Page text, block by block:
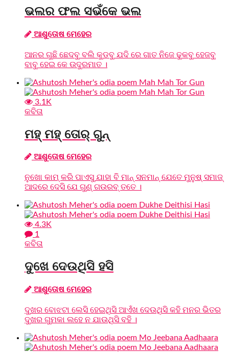
ଭଲର ଫଲ ସଭଁକେ ଭଲ
ଆଶୁତୋଷ ମେହେର
ଆନର ଗୁଛି ଛେଦବୁ ବଲି କୁଡବୁ ଯଦି ରେ ଗାତ ନିଜେ ଢୁକବୁ ହେଜବୁ
ବାବୁ ହେଇ କେ ଉଦୁରମାତ ।
3.1K
କବିତା
ମହ୍ ମହ୍ ତୋର୍ ଗୁନ୍
ଆଶୁତୋଷ ମେହେର
ନୁଖୋ କାମ୍ କରି ପାଏସୁ ଯାହା ବି ମାନ୍ ସନମାନ୍ ଯେତେ ମୁନୁଷ୍ ସମାଜ୍
ଆଦରେ ଦେସି ଯେ ଗୁଣ୍ ଗଉରବ୍ ତତେ ।
4.3K
1
କବିତା
ଦୁଖେ ଦେଉଥିସି ହସି
ଆଶୁତୋଷ ମେହେର
ଦୁଖର ବୋଝଟା ଲେସି ହେଇଥିସି ଆଏଁଖ ଦେଉଥିସି କହି ମନର ଭିତର
ଦୁଖର ଗୁମକା ଲହେ ନ ଯାଉଥିସି ବହି ।